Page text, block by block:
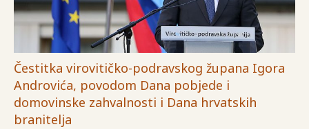
Čestitka virovitičko-podravskog župana Igora
Androvića, povodom Dana pobjede i
domovinske zahvalnosti i Dana hrvatskih
branitelja